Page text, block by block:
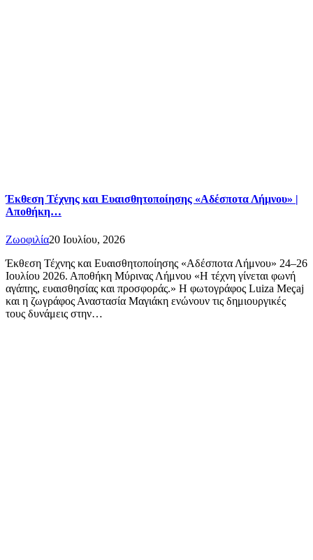
Έκθεση Τέχνης και Ευαισθητοποίησης «Αδέσποτα Λήμνου» |
Αποθήκη…
Ζωοφιλία20 Ιουλίου, 2026
Έκθεση Τέχνης και Ευαισθητοποίησης «Αδέσποτα Λήμνου» 24–26
Ιουλίου 2026. Αποθήκη Μύρινας Λήμνου «Η τέχνη γίνεται φωνή
αγάπης, ευαισθησίας και προσφοράς.» Η φωτογράφος Luiza Meçaj
και η ζωγράφος Αναστασία Μαγιάκη ενώνουν τις δημιουργικές
τους δυνάμεις στην…